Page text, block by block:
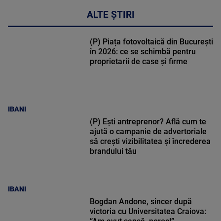
ALTE ȘTIRI
IBANI
(P) Piața fotovoltaică din București
în 2026: ce se schimbă pentru
proprietarii de case și firme
IBANI
(P) Ești antreprenor? Află cum te
ajută o campanie de advertoriale
să crești vizibilitatea și încrederea
brandului tău
Bogdan Andone, sincer după
victoria cu Universitatea Craiova: